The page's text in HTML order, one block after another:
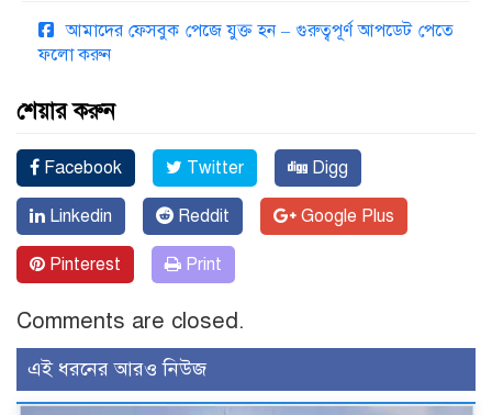
আমাদের ফেসবুক পেজে যুক্ত হন – গুরুত্বপূর্ণ আপডেট পেতে
ফলো করুন
শেয়ার করুন
Facebook Twitter Digg
Linkedin Reddit Google Plus
Pinterest Print
Comments are closed.
এই ধরনের আরও নিউজ